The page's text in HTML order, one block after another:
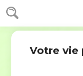
Votre vie